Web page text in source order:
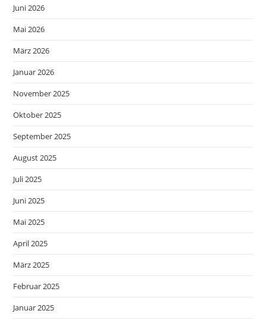
Juni 2026
Mai 2026
März 2026
Januar 2026
November 2025
Oktober 2025
September 2025
August 2025
Juli 2025
Juni 2025
Mai 2025
April 2025
März 2025
Februar 2025
Januar 2025